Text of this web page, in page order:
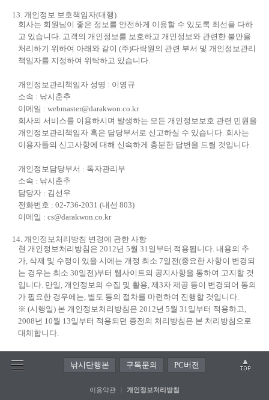
13. 개인정보 보호책임자(대행)
회사는 회원님이 좋은 정보를 안전하게 이용할 수 있도록 최선을 다하
고 있습니다. 고객의 개인정보를 보호하고 개인정보와 관련한 불만을
처리하기 위하여 아래와 같이 (주)다락원의 관련 부서 및 개인정보관리
책임자를 지정하여 위탁하고 있습니다.
개인정보관리책임자 성명 : 이영규
소속 : 낚시춘추
이메일 : webmaster@darakwon.co.kr
회사의 서비스를 이용하시며 발생하는 모든 개인정보보호 관련 민원을
개인정보관리책임자 혹은 담당부서로 신고하실 수 있습니다. 회사는
이용자들의 신고사항에 대해 신속하게 충분한 답변을 드릴 것입니다.
개인정보담당부서 : 독자관리부
소속 : 낚시춘추
담당자 : 김선우
전화번호 : 02-736-2031 (내선 803)
이메일 : cs@darakwon.co.kr
14. 개인정보처리방침 변경에 관한 사항
현 개인정보처리방침은 2012년 5월 31일부터 적용됩니다. 내용의 추
가, 삭제 및 수정이 있을 시에는 개정 최소 7일전(중요한 사항이 변경되
는 경우는 최소 30일전)부터 웹사이트의 공지사항을 통하여 고지할 것
입니다. 만일, 개인정보의 수집 및 활용, 제3자 제공 등이 변경되어 동의
가 필요한 경우에는, 별도 동의 절차를 마련하여 진행할 것입니다.
※ (시행일) 본 개인정보처리방침은 2012년 5월 31일부터 적용하고,
2008년 10월 13일부터 적용되던 종전의 처리방침은 본 처리방침으로
대체합니다.
낚시단행본 구독문의 PC버전
이용약관 개인정보처리방침